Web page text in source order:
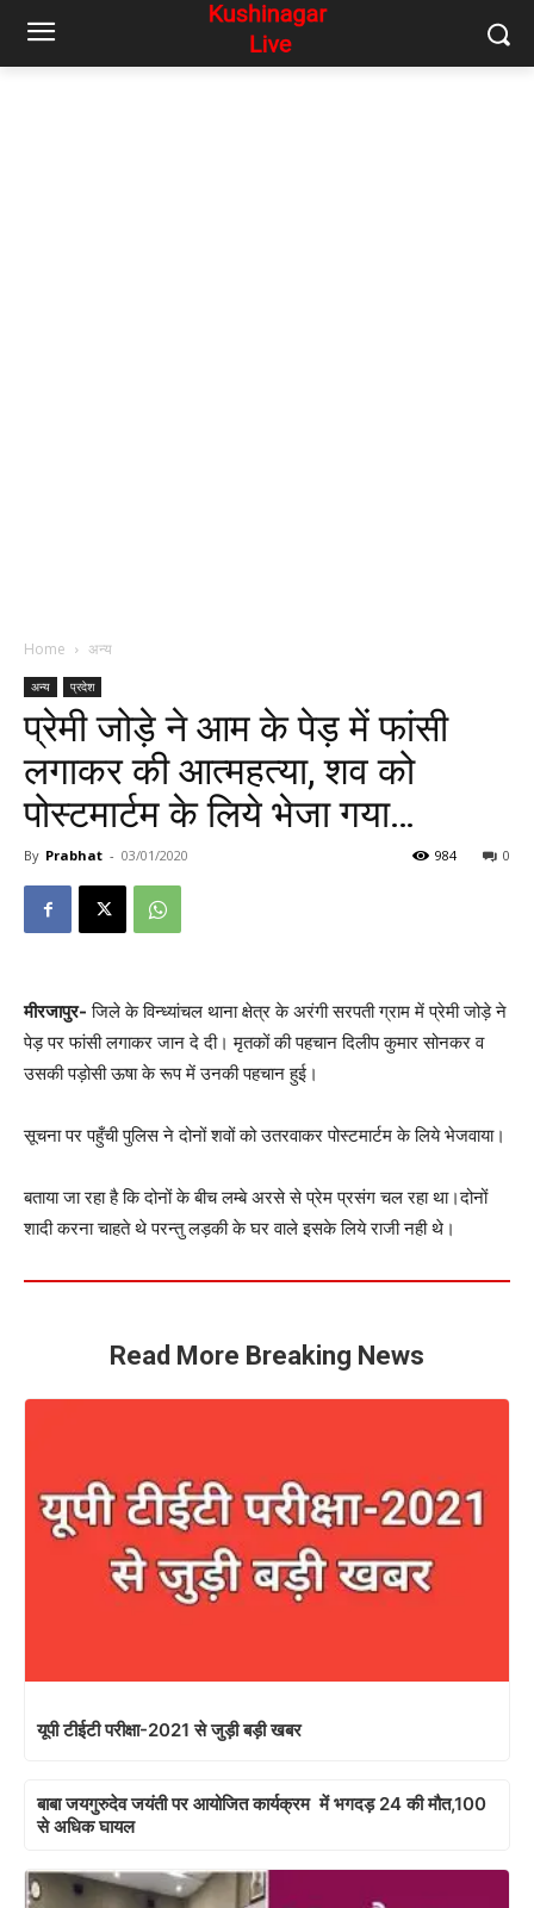
Home अन्य
अन्य प्रदेश
प्रेमी जोड़े ने आम के पेड़ में फांसी
लगाकर की आत्महत्या, शव को
पोस्टमार्टम के लिये भेजा गया…
By Prabhat - 03/01/2020 0
984
मीरजापुर- जिले के विन्ध्यांचल थाना क्षेत्र के अरंगी सरपती ग्राम में प्रेमी जोड़े ने
पेड़ पर फांसी लगाकर जान दे दी। मृतकों की पहचान दिलीप कुमार सोनकर व
उसकी पड़ोसी ऊषा के रूप में उनकी पहचान हुई।
सूचना पर पहुँची पुलिस ने दोनों शवों को उतरवाकर पोस्टमार्टम के लिये भेजवाया।
बताया जा रहा है कि दोनों के बीच लम्बे अरसे से प्रेम प्रसंग चल रहा था।दोनों
शादी करना चाहते थे परन्तु लड़की के घर वाले इसके लिये राजी नही थे।
Read More Breaking News
यूपी टीईटी परीक्षा-2021 से जुड़ी बड़ी खबर
बाबा जयगुरुदेव जयंती पर आयोजित कार्यक्रम में भगदड़ 24 की मौत,100
से अधिक घायल